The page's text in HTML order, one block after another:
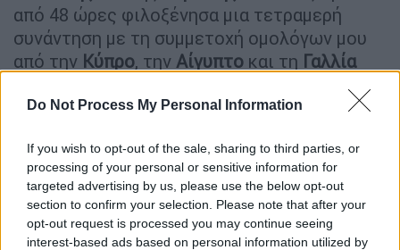
Do Not Process My Personal Information
If you wish to opt-out of the sale, sharing to third parties, or
processing of your personal or sensitive information for
targeted advertising by us, please use the below opt-out
section to confirm your selection. Please note that after your
opt-out request is processed you may continue seeing
interest-based ads based on personal information utilized by
από 48 ώρες φιλοξένησα μια τετραμερή
συνάντηση με τη συμμετοχή ομολόγων μου
από την Κύπρο, την Αίγυπτο και τη Γαλλία
στην Αθήνα. Και τον περασμένο Φεβρουάριο,
είχα την τιμή να φιλοξενήσω τις
του Κόλπου, τοΜπαχρέιν, τη Σαουδική
Αραβίακαι τα Ηνωμένα Αραβικά Εμιράτα
το όνομα "Φόρουμ Φιλίας"» σημείωσε
ενδεικτικά.